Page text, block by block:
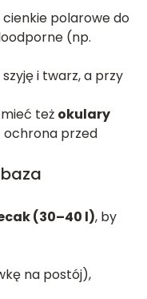
polarowe do
(np.
i twarz, a przy
też okulary
ochrona przed
(30–40 l), by
na postój),